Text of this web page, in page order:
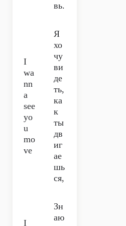
вь.
I
wa
nn
a
see
yo
u
mo
ve
Я
хо
чу
ви
де
ть,
ка
к
ты
дв
иг
ае
шь
ся,
I
Зн
аю